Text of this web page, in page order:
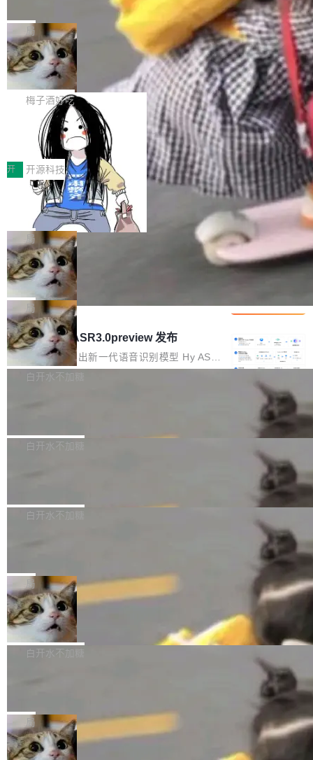
级应用，企业在规模化落地过程中，对安全性、
可控性和代码质量提出了更高要求。 首先是数据
安全与合规要求。对于大多数普通研发场景，公
有云模型能够满足快速试用和效率提升的需求。
但对于金融、能源、医疗等对数据安全要求较...
AI算力网关（AI创新平台）成功入选！ 随着各行
各业的Agent走向规模化建设，算力构成形态逐
渐丰富，用户关注的重点也在发生变化：不只是
让AI用起来，还要进一步看清混合算力时代下，
Token花在哪里、算力是否被充分利用，以及持
续增长的AI成本该如何优化。 深信服AI算力网关
正是围绕这些实际问题，从Token治理和成本治
理两个方面，让用户的每一份算力都看得清、管
得住、用得稳、省得下、更安全！ 一、从现在开
始，Token使用一目...
束，一个实验室的开始
Google 员工编号 20。MapReduce 作者之一。
Bigtable 作者之一。TensorFlow 的作者之一。
Gemini 的架构师。Google 首席科学家。 Jeff D
ean 在 Google 工作了 27 年后，宣布离职。 他
不是一个人走。一同离开的还有 Sanjay Ghema
wat（Google 员工编号 23，Jeff Dean 二十多
年的编程搭档，MapReduce 和 Bigtable 的共同
作者）、Quoc Le（Google 大脑核心成员，Se
q2Seq 和 DocAI 的共同发明人）以及 Oriol Vin
yals（Gemini 联合负责人，AlphaSta...
局
🔥 SolonCode v2026.8.4 发布：界面
字体可调、22 种语言、记忆搜索增强
打开终端就能上岗的全中文编码智能体，这一轮
把「看得清、用母语、记得住」三件事一次补
齐。 SolonCode 是什么 SolonCode 是杭州无
耳科技研发的企业级终端编码智能体——一位全
中文驱动的数字员工，自主理解需求、规划步
骤、编写代码。不挑模型、不挑平台，curl 一行
装完即用。 开源地址：Gitee · GitCode · GitHu
b 安装 支持 Java 8+（8~26）、macOS / Linu
x / Windows / Harmony PC。 # macOS / Linu
x / Harmony PC curl -fsSL https://solon.noea
r.org/solon...
梅子酒好吃
让“代码语义理解”深度释放AI Coding
价值潜能：华为云码道（CodeArts）
代码仓技术解析
一、代码仓深度理解技术的作用与价值 在软件工
程实践中，代码仓是企业核心知识资产的主要载
体。企业级代码仓库通常包含数十万乃至数百万
个文件，其规模远超单次模型调用可承载的上下
文窗口。随着项目规模的持续扩张与代码历史的
不断累积，代码仓中的模块关系、接口契约、业
务逻辑等关键信息往往分散于数十乃至数百个文
件之中，形成高度复杂的知识关联网络。传统的
代码检索手段（如关键词匹配、目录遍历）仅能
在语法层面完成文本定位，难以触及代码的语义
内涵与结构关联，导致开发者使用代码智能体在
理解大规模代码仓时面临显著"代码仓理解"瓶
颈。 代码仓深度理解服务（以下简称" CodeBas
e深度理解服务"）是华为云码道（CodeA...
开 开源科技
一条“删库”命令跑 17 小时，算法工程
师删光 89TB 数据只为干私活
最高人民检察院8月4日公布了一起案件：北京一
名90后算法工程师王某，为了给自己接的私活腾
服务器空间，删光了公司AI游戏部门的全部核心
数据。 王某2024年1月入职东城区某科技公司AI
短剧部门，有互联网大厂背景。在公司内部架构
调整期间，部门三次通知全员将数据从A集群迁
移到B集群，王某都回复了"收到"。 他没有迁移
数据。2024年9月3日下午4点，他使用此前登录
的账号密码进入A集群，输入了一条被程序员圈
称为"删库跑路"的命令——最高管理员权限、无
自研的多个文生3D和...
局
Cloudflare 分享推理优化实践：KV ca
che 量化 + 权重压缩，吞吐量提升 4
1%，成本降 30%
Kimi 和 GLM 是当前最强的大模型系列之一，但
它们有一个共同的问题：太吃显存了。月之暗面
的 Kimi K 系列和智谱的 GLM 都是长上下文、M
oE 架构的大模型，好用到让人上瘾，但 GPU 显
存永远不够用。 Cloudflare 的 Workers AI 团队
一直在跑这些模型的推理。他们在官方博客上发
整性保护。效果是：吞吐量提升 41%，每 token
局
腾讯混元 Hy ASR3.0preview 发布
腾讯混元正式推出新一代语音识别模型 Hy ASR
3.0preview。基于最新一代大语言模型 Hy3 的
让语音识别不再只是听清，而是真正听懂。通过
w 不要求标准普通话，方言识别覆盖粤语、吴语
白开水不加糖
新和少量网页兼容性修复版本。 Changes/fixe
容提供的字体时出现的几个问题 为避免音频加
质的最低采样率）的音频格式将被拒绝 修复了 C
SS 圆角虚线样式中可能存在的问题 如果表单中
的图像元素不在同一个子树中，则它们将不再关
联 加...
白开水不加糖
发布的 Release Notes，他利用 AI 工具（如 Co
最强的若干项。对于尚未正式发版的 PG 19，则
通过拉取过去一年内（从 PG 18 Beta1 时间点
至今）的所有 commit，同样交由 AI 分析提炼。
经过人工复核，准确度令人满意。这一方法也为
社区爱好者提供了高效跟踪新版本的思路。
白开水不加糖
维护工作一直与我的日常工作、家务、社交生活
和休闲娱乐竞争时间。" 这是 libexpat 维护者 S
ebastian Pipping 写在博客里的话。8 月 4 日，
他宣布了一个新消息：从 2026 年 8 月 1 日起，
他可以全职维护 libexpat 了，最长 6 个月。发
库之一。你的操作系统、浏览器、无数的基础设
施软件，很可能都在用它。而过去十年，维护它
的人一直在用业余...
局
Firefox 153.0.3 发布
Firefox 153.0.3 现已发布，具体更新内容如
下： New Smart Window 包含多项增强功能：
gi?id=2019042">Bug&nbsp;2019042</a>）</l
i> <li>现在，助手可以直接使用 Exa 的网络搜索
结果回答问题，而无需将问题转交给搜索引擎。
白开水不加糖
的 npm 包。项目的核心论点是：容器不适合 Ag
ent 计算。真正适合的，是 Isolate。 Cloudflare
工程师在这件事上没什么可谦虚的——他们用 W
局
OpenAI 公开邮件和聊天记录回应苹果